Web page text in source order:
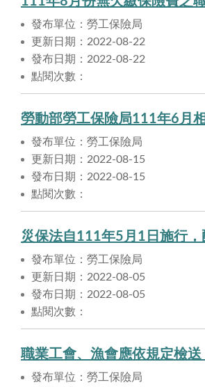
發布單位：勞工保險局
更新日期：2022-08-22
發布日期：2022-08-22
點閱次數：
勞動部勞工保險局111年6月
發布單位：勞工保險局
更新日期：2022-08-15
發布日期：2022-08-15
點閱次數：
發布單位：勞工保險局
更新日期：2022-08-05
發布日期：2022-08-05
點閱次數：
發布單位：勞工保險局